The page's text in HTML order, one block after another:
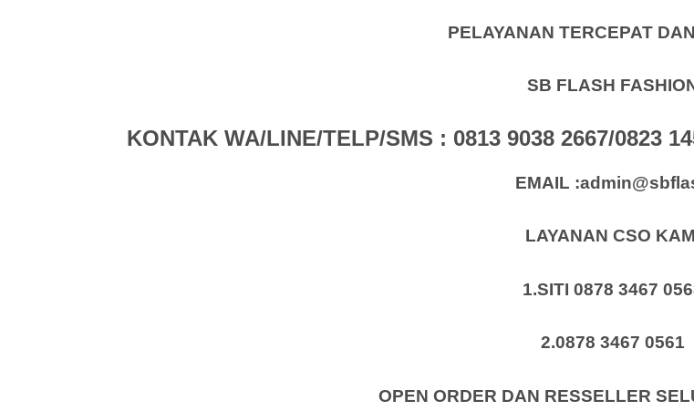
PELAYANAN TERCEPAT
SB FLASH
KONTAK WA/LINE/TELP/SMS : 0813 9038 2667/0823
EMAIL
LAYANAN CSO
1.SITI 0878 3467
2.0878 3467 0561
OPEN ORDER DAN RESSELLER